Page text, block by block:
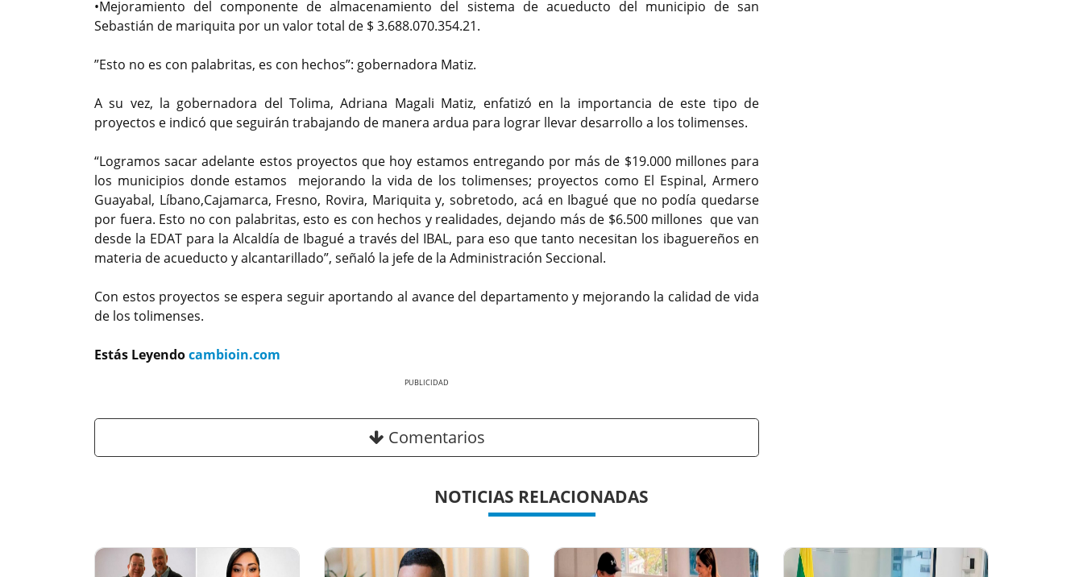
•Mejoramiento del componente de almacenamiento del sistema de acueducto del municipio de san
Sebastián de mariquita por un valor total de $ 3.688.070.354.21.
”Esto no es con palabritas, es con hechos”: gobernadora Matiz.
A su vez, la gobernadora del Tolima, Adriana Magali Matiz, enfatizó en la importancia de este tipo de
proyectos e indicó que seguirán trabajando de manera ardua para lograr llevar desarrollo a los tolimenses.
“Logramos sacar adelante estos proyectos que hoy estamos entregando por más de $19.000 millones para
los municipios donde estamos mejorando la vida de los tolimenses; proyectos como El Espinal, Armero
Guayabal, Líbano,Cajamarca, Fresno, Rovira, Mariquita y, sobretodo, acá en Ibagué que no podía quedarse
por fuera. Esto no con palabritas, esto es con hechos y realidades, dejando más de $6.500 millones que van
desde la EDAT para la Alcaldía de Ibagué a través del IBAL, para eso que tanto necesitan los ibaguereños en
materia de acueducto y alcantarillado”, señaló la jefe de la Administración Seccional.
Con estos proyectos se espera seguir aportando al avance del departamento y mejorando la calidad de vida
de los tolimenses.
Estás Leyendocambioin.com
Comentarios
NOTICIAS RELACIONADAS